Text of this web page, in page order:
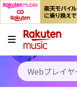
キャンペーン
料金プラン
使い方